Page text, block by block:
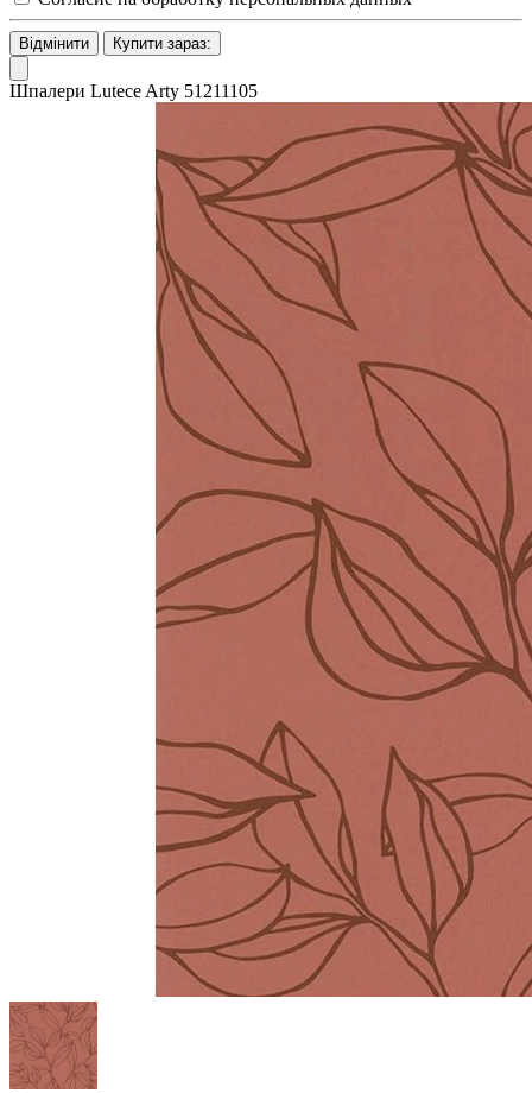
Відмінити Купити зараз:
Шпалери Lutece Arty 51211105